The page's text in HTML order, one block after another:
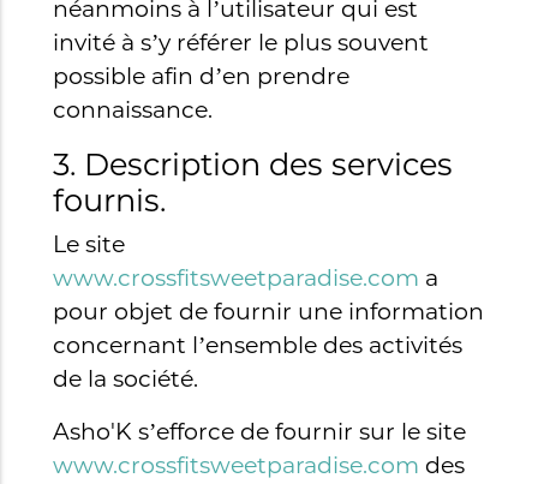
néanmoins à l’utilisateur qui est
invité à s’y référer le plus souvent
possible afin d’en prendre
connaissance.
3. Description des services
fournis.
Le site
www.crossfitsweetparadise.com a
pour objet de fournir une information
concernant l’ensemble des activités
de la société.
Asho'K s’efforce de fournir sur le site
www.crossfitsweetparadise.com des